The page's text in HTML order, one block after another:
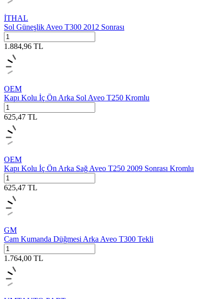
İTHAL
Sol Güneşlik Aveo T300 2012 Sonrası
1.884,96 TL
OEM
Kapı Kolu İç Ön Arka Sol Aveo T250 Kromlu
625,47 TL
OEM
Kapı Kolu İç Ön Arka Sağ Aveo T250 2009 Sonrası Kromlu
625,47 TL
GM
Cam Kumanda Düğmesi Arka Aveo T300 Tekli
1.764,00 TL